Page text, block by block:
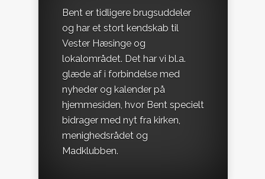
Bent er tidligere brugsuddeler
og har et stort kendskab til
Vester Hæsinge og
lokalområdet. Det har vi bl.a.
glæde af i forbindelse med
nyheder og kalender på
hjemmesiden, hvor Bent specielt
bidrager med nyt fra kirken,
menighedsrådet og
Madklubben.